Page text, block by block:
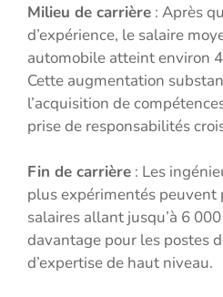
Milieu de carrière : Après
d’expérience, le salaire
automobile atteint environ
Cette augmentation
l’acquisition de
prise de responsabilités
Fin de carrière : Les
plus expérimentés peuvent
salaires allant jusqu’à 6
davantage pour les postes
d’expertise de haut niveau.